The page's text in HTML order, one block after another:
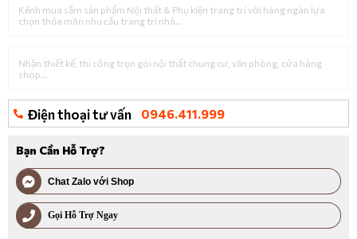
Kênh mua sắm sản phẩm Nội thất & Phụ kiện trang trí với hàng ngàn lựa
chọn thỏa mãn nhu cầu trang trí nhà...
Nhận thiết kế, thi công trọn gói nội thất chung cư, văn phòng, cửa hàng
shop…
Điện thoại tư vấn 0946.411.999
Bạn Cần Hỗ Trợ?
Chat Zalo với Shop
Gọi Hỗ Trợ Ngay